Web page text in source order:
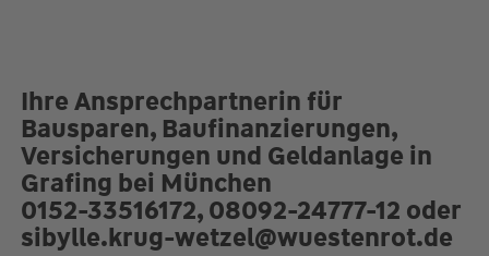
Ihre Ansprechpartnerin für
Bausparen, Baufinanzierungen,
Versicherungen und Geldanlage in
Grafing bei München
0152-33516172, 08092-24777-12 oder
sibylle.krug-wetzel@wuestenrot.de